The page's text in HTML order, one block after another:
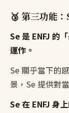
🥉 第三功能
Se 是 ENFJ 的
運作。
Se 關乎當下的
景，Se 提供對
Se 在 ENFJ 身